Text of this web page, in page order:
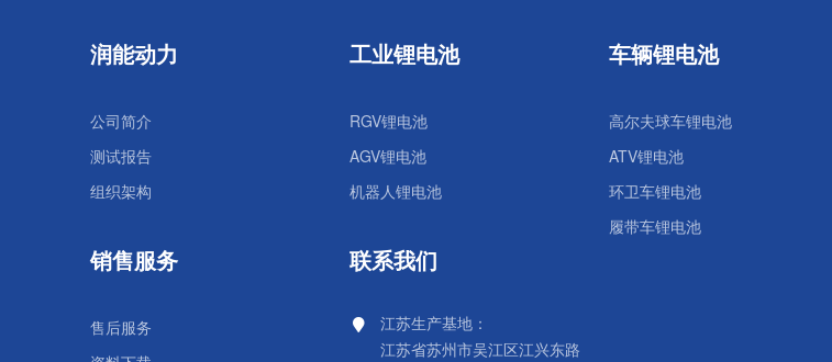
润能动力
公司简介
测试报告
组织架构
工业锂电池
RGV锂电池
AGV锂电池
机器人锂电池
车辆锂电池
高尔夫球车锂电池
ATV锂电池
环卫车锂电池
履带车锂电池
销售服务
售后服务
联系我们
江苏生产基地：
江苏省苏州市吴江区江兴东路